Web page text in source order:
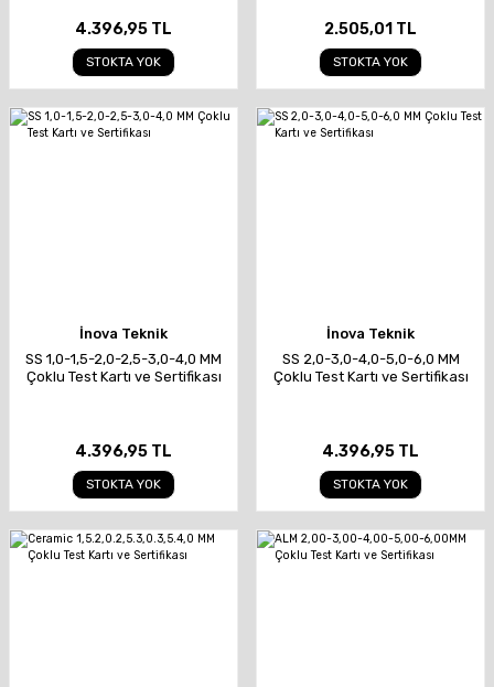
4.396,95 TL
STOKTA YOK
2.505,01 TL
STOKTA YOK
İnova Teknik
SS 1,0-1,5-2,0-2,5-3,0-4,0 MM
Çoklu Test Kartı ve Sertifikası
4.396,95 TL
STOKTA YOK
İnova Teknik
SS 2,0-3,0-4,0-5,0-6,0 MM
Çoklu Test Kartı ve Sertifikası
4.396,95 TL
STOKTA YOK